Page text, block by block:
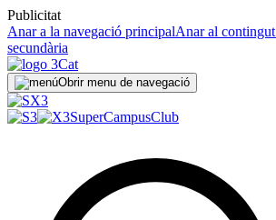
Publicitat
Anar a la navegació principalAnar al contingut
secundària
Obrir menu de navegació
SuperCampusClub